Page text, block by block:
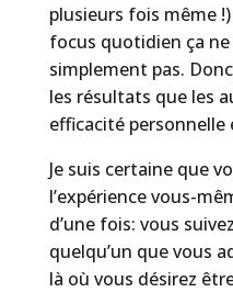
plusieurs fois même
focus quotidien ça
simplement pas.
les résultats que les
efficacité
Je suis certaine que
l’expérience vous-
d’une fois: vous
quelqu’un que vous
là où vous désirez